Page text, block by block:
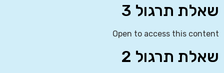
שאלת תרגול 3
Open to access this content
שאלת תרגול 2